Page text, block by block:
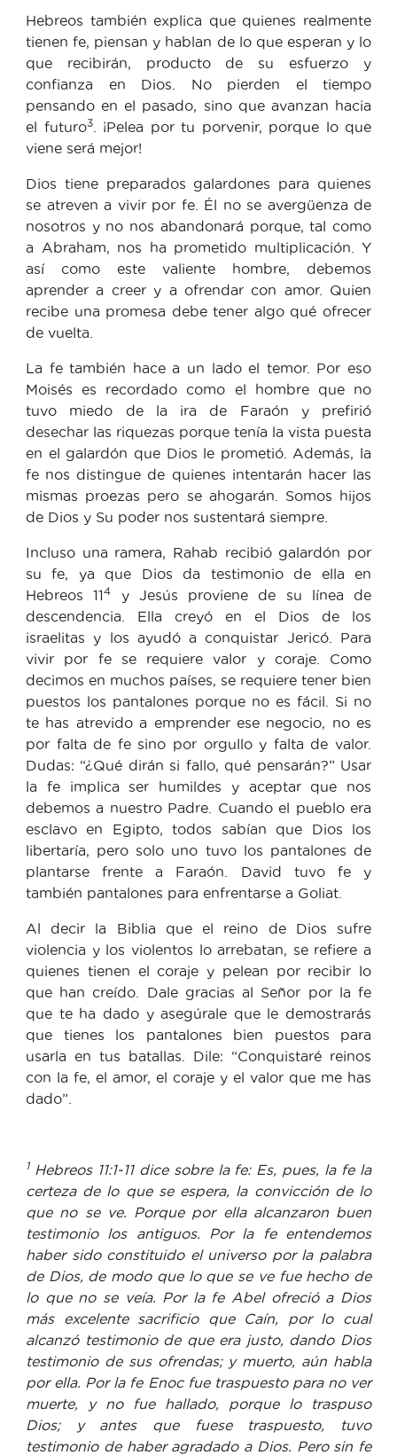
Hebreos también explica que quienes realmente
tienen fe, piensan y hablan de lo que esperan y lo
que recibirán, producto de su esfuerzo y
confianza en Dios. No pierden el tiempo
pensando en el pasado, sino que avanzan hacia
el futuro3. ¡Pelea por tu porvenir, porque lo que
viene será mejor!
Dios tiene preparados galardones para quienes
se atreven a vivir por fe. Él no se avergüenza de
nosotros y no nos abandonará porque, tal como
a Abraham, nos ha prometido multiplicación. Y
así como este valiente hombre, debemos
aprender a creer y a ofrendar con amor. Quien
recibe una promesa debe tener algo qué ofrecer
de vuelta.
La fe también hace a un lado el temor. Por eso
Moisés es recordado como el hombre que no
tuvo miedo de la ira de Faraón y prefirió
desechar las riquezas porque tenía la vista puesta
en el galardón que Dios le prometió. Además, la
fe nos distingue de quienes intentarán hacer las
mismas proezas pero se ahogarán. Somos hijos
de Dios y Su poder nos sustentará siempre.
Incluso una ramera, Rahab recibió galardón por
su fe, ya que Dios da testimonio de ella en
Hebreos 114
y Jesús proviene de su línea de
descendencia. Ella creyó en el Dios de los
israelitas y los ayudó a conquistar Jericó. Para
vivir por fe se requiere valor y coraje. Como
decimos en muchos países, se requiere tener bien
puestos los pantalones porque no es fácil. Si no
te has atrevido a emprender ese negocio, no es
por falta de fe sino por orgullo y falta de valor.
Dudas: “¿Qué dirán si fallo, qué pensarán?” Usar
la fe implica ser humildes y aceptar que nos
debemos a nuestro Padre. Cuando el pueblo era
esclavo en Egipto, todos sabían que Dios los
libertaría, pero solo uno tuvo los pantalones de
plantarse frente a Faraón. David tuvo fe y
también pantalones para enfrentarse a Goliat.
Al decir la Biblia que el reino de Dios sufre
violencia y los violentos lo arrebatan, se refiere a
quienes tienen el coraje y pelean por recibir lo
que han creído. Dale gracias al Señor por la fe
que te ha dado y asegúrale que le demostrarás
que tienes los pantalones bien puestos para
usarla en tus batallas. Dile: “Conquistaré reinos
con la fe, el amor, el coraje y el valor que me has
dado”.
1Hebreos 11:1-11 dice sobre la fe: Es, pues, la fe la
certeza de lo que se espera, la convicción de lo
que no se ve. Porque por ella alcanzaron buen
testimonio los antiguos. Por la fe entendemos
haber sido constituido el universo por la palabra
de Dios, de modo que lo que se ve fue hecho de
lo que no se veía. Por la fe Abel ofreció a Dios
más excelente sacrificio que Caín, por lo cual
alcanzó testimonio de que era justo, dando Dios
testimonio de sus ofrendas; y muerto, aún habla
por ella. Por la fe Enoc fue traspuesto para no ver
muerte, y no fue hallado, porque lo traspuso
Dios; y antes que fuese traspuesto, tuvo
testimonio de haber agradado a Dios. Pero sin fe